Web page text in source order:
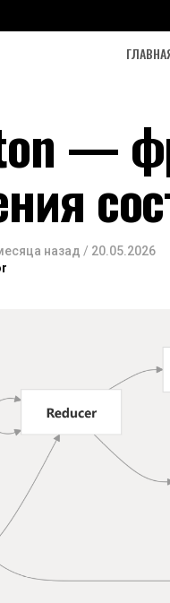
—
назад / 20.05.2026